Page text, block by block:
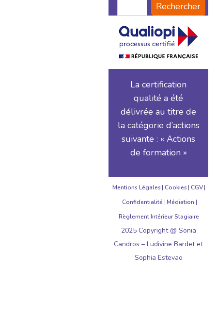
Rechercher
La certification
qualité a été
délivrée au titre de
la catégorie d’actions
suivante : « Actions
de formation »
Mentions Légales Cookies CGV
Confidentialité Médiation
Règlement Intérieur Stagiaire
2025 Copyright @ Sonia
Candros – Ludivine Bardet et
Sophia Estevao